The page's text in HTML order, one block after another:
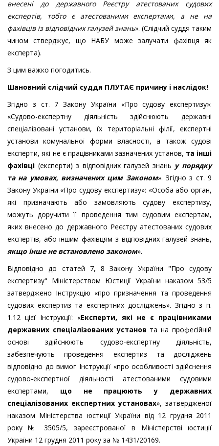
внесені до державного Реєстру атестованих судових
експертів, тобто є атестованими експертами, а не на
фахівців із відповідних галузей знань». (Слідчий суддя таким
чином стверджує, що НАБУ може залучати фахівця як
експерта).
З цим важко погодитись.
Шановний слідчий суддя ПЛУТАЄ причину і наслідок!
Згідно з ст. 7 Закону України «Про судову експертизу»:
«Судово-експертну діяльність здійснюють державні
спеціалізовані установи, їх територіальні філії, експертні
установи комунальної форми власності, а також судові
експерти, які не є працівниками зазначених установ, та інші
фахівці (експерти) з відповідних галузей знань у порядку
та на умовах, визначених цим Законом». Згідно з ст. 9
Закону України «Про судову експертизу»: «Особа або орган,
які призначають або замовляють судову експертизу,
можуть доручити її проведення тим судовим експертам,
яких внесено до державного Реєстру атестованих судових
експертів, або іншим фахівцям з відповідних галузей знань,
якщо інше не встановлено законом».
Відповідно до статей 7, 8 Закону України "Про судову
експертизу" Міністерством Юстиції України наказом 53/5
затверджено Інструкцію «про призначення та проведення
судових експертиз та експертних досліджень». Згідно з п.
1.12 цієї Інструкції: «Експерти, які не є працівниками
державних спеціалізованих установ та на професійній
основі здійснюють судово-експертну діяльність,
забезпечують проведення експертиз та досліджень
відповідно до вимог Інструкції «про особливості здійснення
судово-експертної діяльності атестованими судовими
експертами, що не працюють у державних
спеціалізованих експертних установах», затвердженої
наказом Міністерства юстиції України від 12 грудня 2011
року № 3505/5, зареєстрованої в Міністерстві юстиції
України 12 грудня 2011 року за № 1431/20169.